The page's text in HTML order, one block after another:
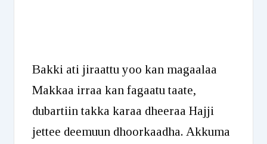
Bakki ati jiraattu yoo kan magaalaa
Makkaa irraa kan fagaatu taate,
dubartiin takka karaa dheeraa Hajji
jettee deemuun dhoorkaadha. Akkuma